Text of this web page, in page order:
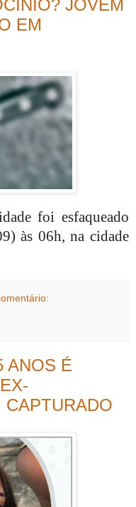
JOVEM
EM
foi esfaqueado
às 06h, na cidade
ANOS É